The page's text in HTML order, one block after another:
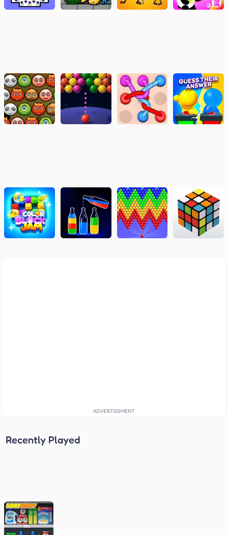
Recently Played